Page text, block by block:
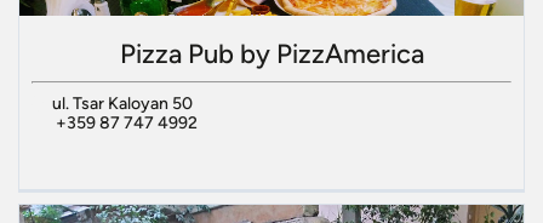
Pizza Pub by PizzAmerica
ul. Tsar Kaloyan 50
+359 87 747 4992